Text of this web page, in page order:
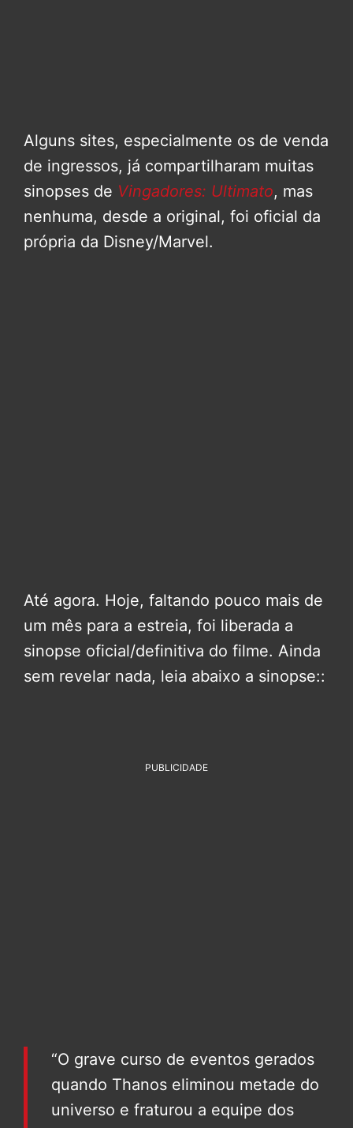
Alguns sites, especialmente os de venda
de ingressos, já compartilharam muitas
sinopses de Vingadores: Ultimato, mas
nenhuma, desde a original, foi oficial da
própria da Disney/Marvel.
Até agora. Hoje, faltando pouco mais de
um mês para a estreia, foi liberada a
sinopse oficial/definitiva do filme. Ainda
sem revelar nada, leia abaixo a sinopse::
PUBLICIDADE
“O grave curso de eventos gerados
quando Thanos eliminou metade do
universo e fraturou a equipe dos